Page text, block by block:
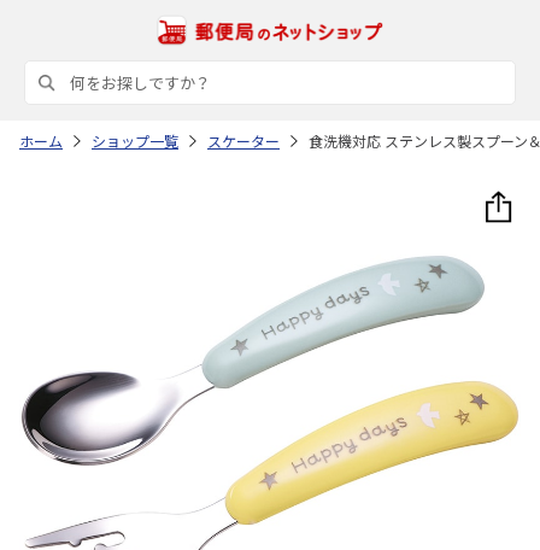
ホーム ショップ一覧 スケーター 食洗機対応 ステンレス製スプーン